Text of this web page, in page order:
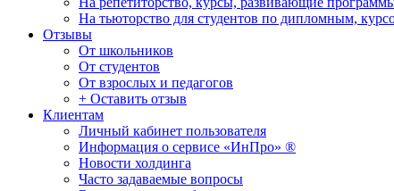
На тьюторство для студентов по дипломным,
Отзывы
От школьников
От студентов
От взрослых и педагогов
+ Оставить отзыв
Клиентам
Личный кабинет пользователя
Информация о сервисе «ИнПро» ®
Новости холдинга
Часто задаваемые вопросы